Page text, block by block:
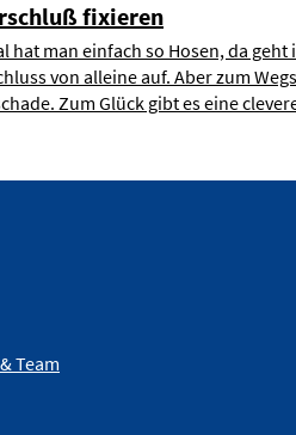
fixieren
hat man einfach so Hosen, da
von alleine auf. Aber zum
Zum Glück gibt es eine
Team